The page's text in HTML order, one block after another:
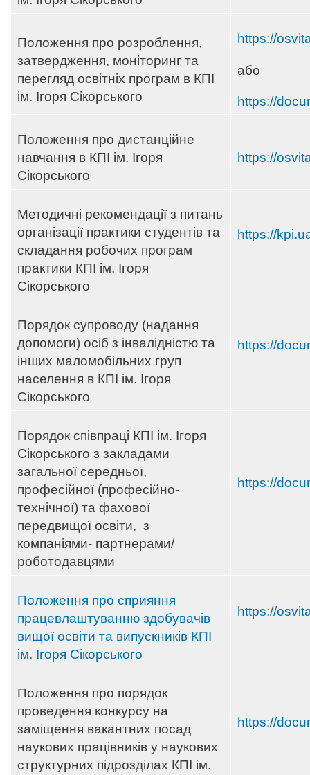
Положення про розроблення,
затвердження, моніторинг та
перегляд освітніх програм в КПІ
ім. Ігоря Сікорського
https://
або
https://
Положення про дистанційне
навчання в КПІ ім. Ігоря
Сікорського
https://
Методичні рекомендації з питань
організації практики студентів та
складання робочих програм
практики КПІ ім. Ігоря
Сікорського
https://
Порядок супроводу (надання
допомоги) осіб з інвалідністю та
інших маломобільних груп
населення в КПІ ім. Ігоря
Сікорського
https://
Порядок співпраці КПІ ім. Ігоря
Сікорського з закладами
загальної середньої,
професійної (професійно-
технічної) та фахової
передвищої освіти, з
компаніями- партнерами/
роботодавцями
https://
Положення про сприяння
працевлаштуванню здобувачів
вищої освіти та випускників КПІ
ім. Ігоря Сікорського
https://
Положення про порядок
проведення конкурсу на
заміщення вакантних посад
наукових працівників у наукових
структурних підрозділах КПІ ім.
https://